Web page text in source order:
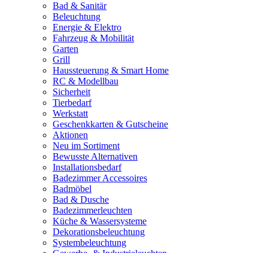
Bad & Sanitär
Beleuchtung
Energie & Elektro
Fahrzeug & Mobilität
Garten
Grill
Haussteuerung & Smart Home
RC & Modellbau
Sicherheit
Tierbedarf
Werkstatt
Geschenkkarten & Gutscheine
Aktionen
Neu im Sortiment
Bewusste Alternativen
Installationsbedarf
Badezimmer Accessoires
Badmöbel
Bad & Dusche
Badezimmerleuchten
Küche & Wassersysteme
Dekorationsbeleuchtung
Systembeleuchtung